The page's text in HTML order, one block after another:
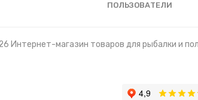
ПОЛЬЗОВАТЕЛИ
Интернет-магазин товаров для рыбалки и